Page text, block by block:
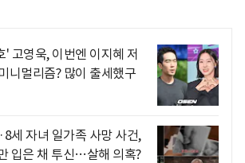
' 고영욱, 이번엔 이지혜 저
니멀리즘? 많이 출세했구
세 자녀 일가족 사망 사건,
입은 채 투신…살해 의혹?